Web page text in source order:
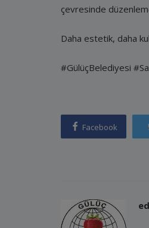
çevresinde
Daha estetik, daha
#GülüçBelediyesi
Facebook